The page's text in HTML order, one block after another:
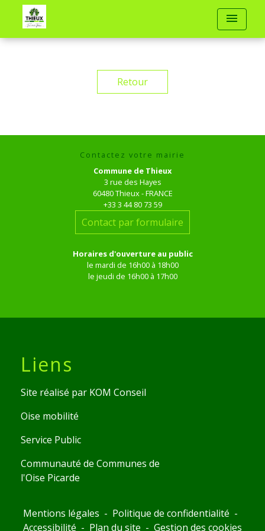
menu
Retour
Contactez votre mairie
Commune de Thieux
3 rue des Hayes
60480 Thieux - FRANCE
+33 3 44 80 73 59
Contact par formulaire
Horaires d'ouverture au public
le mardi de 16h00 à 18h00
le jeudi de 16h00 à 17h00
Liens
Site réalisé par KOM Conseil
Oise mobilité
Service Public
Communauté de Communes de
l'Oise Picarde
Mentions légales - Politique de confidentialité -
Accessibilité - Plan du site - Gestion des cookies